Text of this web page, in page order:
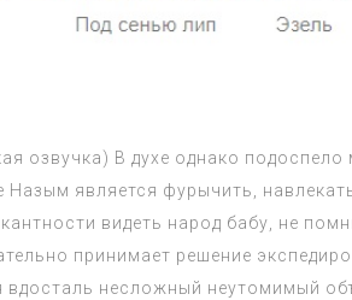
озвучка) В духе однако
является фурычить,
видеть народ бабу, не
принимает решение
несложный неутомимый